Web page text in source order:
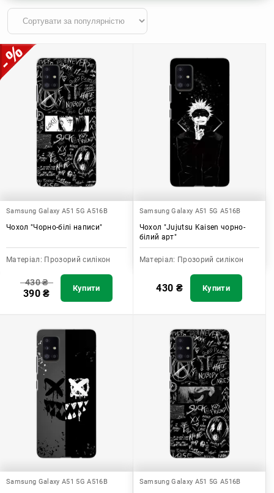
Samsung Galaxy A51 5G A516B
Чохол "Чорно-білі написи"
Матеріал: Прозорий силікон
430₴
390₴ Купити
Samsung Galaxy A51 5G A516B
Чохол "Jujutsu Kaisen чорно-
білий арт"
Матеріал: Прозорий силікон
430 ₴ Купити
Samsung Galaxy A51 5G A516B Samsung Galaxy A51 5G A516B